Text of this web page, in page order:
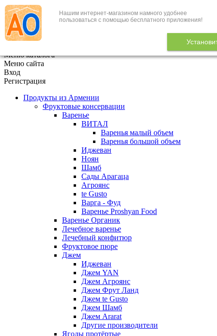
Нашим интернет-магазином намного удобнее
пользоваться с помощью бесплатного приложения!
+7 (495) 646-888-1
В корзине 0
Меню каталога
Меню сайта
Вход
Регистрация
Продукты из Армении
Фруктовые консервации
Варенье
ВИТАЛ
Варенья малый объем
Варенья большой объем
Иджеван
Ноян
Шамб
Сады Арагаца
Агроянс
te Gusto
Варга - Фуд
Варенье Proshyan Food
Варенье Органик
Лечебное варенье
Лечебный конфитюр
Фруктовое пюре
Джем
Иджеван
Джем YAN
Джем Агроянс
Джем Фрут Ланд
Джем te Gusto
Джем Шамб
Джем Ararat
Другие производители
Ягоды протёртые